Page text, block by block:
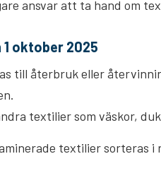
ansvar att ta hand om
1 oktober 2025
till återbruk eller
textilier som väskor,
textilier sorteras